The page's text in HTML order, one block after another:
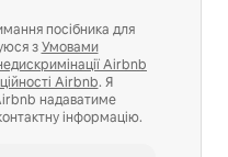
посібника для
зУмовами
Airbnb
Airbnb. Я
надаватиме
інформацію.